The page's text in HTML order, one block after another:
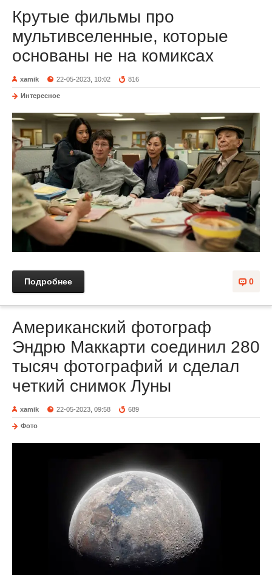
Крутые фильмы про
мультивселенные, которые
основаны не на комиксах
xamik 22-05-2023, 10:02 816
Интересное
0
Подробнее
Американский фотограф
Эндрю Маккарти соединил 280
тысяч фотографий и сделал
четкий снимок Луны
xamik 22-05-2023, 09:58 689
Фото